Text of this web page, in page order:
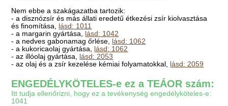
Nem ebbe a szakágazatba tartozik:
- a disznózsír és más állati eredetű étkezési zsír kiolvasztása
és finomítása, lásd: 1011
- a margarin gyártása, lásd: 1042
- a nedves gabonamag őrlése, lásd: 1062
- a kukoricaolaj gyártása, lásd: 1062
- az illóolaj gyártása, lásd: 2053
- az olaj és a zsír kezelése kémiai folyamatokkal, lásd: 2059
ENGEDÉLYKÖTELES-e ez a TEÁOR szám:
Itt tudja ellenőrizni, hogy ez a tevékenység engedélyköteles-e:
1041